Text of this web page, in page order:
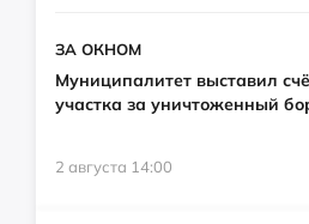
ЗА ОКНОМ
Муниципалитет выставил
участка за уничтоженный
2 августа 14:00